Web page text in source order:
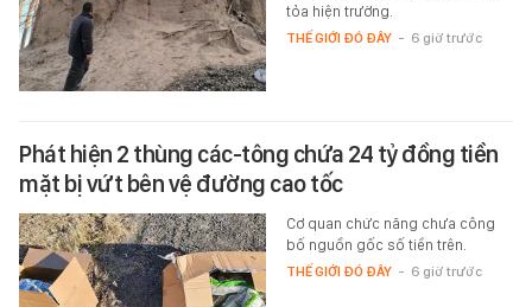
tỏa hiện trường.
THẾ GIỚI ĐÓ ĐÂY - 6 giờ trước
Phát hiện 2 thùng các-tông chứa 24 tỷ đồng tiền
mặt bị vứt bên vệ đường cao tốc
Cơ quan chức năng chưa công
bố nguồn gốc số tiền trên.
THẾ GIỚI ĐÓ ĐÂY - 6 giờ trước